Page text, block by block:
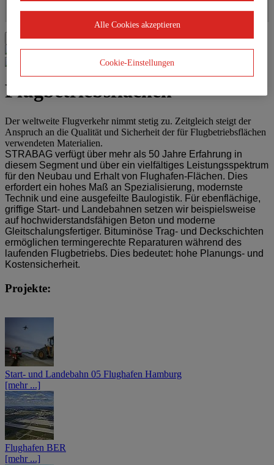
UNTERMENÜ
Flugbetriebsflächen
Der weltweite Flugverkehr nimmt stetig zu. Zeitgleich steigt der
Anspruch an die Qualität und Sicherheit der für Flugbetriebsflächen
verwendeten Materialien.
STRABAG verfügt über mehr als 50 Jahre Erfahrung in
diesem Segment und über ein vielfältiges Leistungsspektrum
für den Neubau und Erhalt von Flughafen-Flächen. Dies
erfordert ein hohes Maß an Spezialisierung, modernste
Technik und eine ausgefeilte Baulogistik. Für ebenflächige,
griffige Start- und Landebahnen setzen wir beispielsweise
auf hochwiderstandsfähigen Beton und moderne
Gleitschalungsfertiger. Bituminöse Trag- und Deckschichten
ermöglichen termingerechte Reparaturen während des
laufenden Flugbetriebs. Dies bedeutet: hohe Planungs- und
Kostensicherheit.
Projekte:
Start- und Landebahn 05 Flughafen Hamburg
[mehr ...]
Flughafen BER
[mehr ...]
Alle Cookies akzeptieren
Cookie-Einstellungen